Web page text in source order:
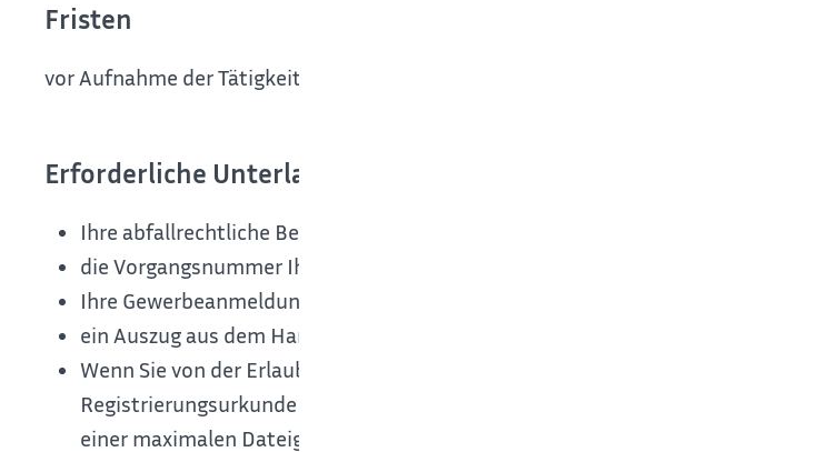
Fristen
vor Aufnahme der Tätigkeit
Erforderliche Unterlagen
Ihre abfallrechtliche Betriebsnummer(n) als Sammler, Beförderer, Makler bzw.
die Vorgangsnummer Ihrer erstmaligen Anzeige (nur, wenn Sie eine
Ihre Gewerbeanmeldung (soweit eine Pflicht zur Gewerbeanmeldung besteht)
ein Auszug aus dem Handels-, Vereins- oder Genossenschaftsregister (soweit
Wenn Sie von der Erlaubnispflicht beim Umgang mit gefährlichen Abfällen
Registrierungsurkunde als zertifizierter EMAS-Betrieb (soweit Ihr Betrieb eine
einer maximalen Dateigröße von 2 MB)